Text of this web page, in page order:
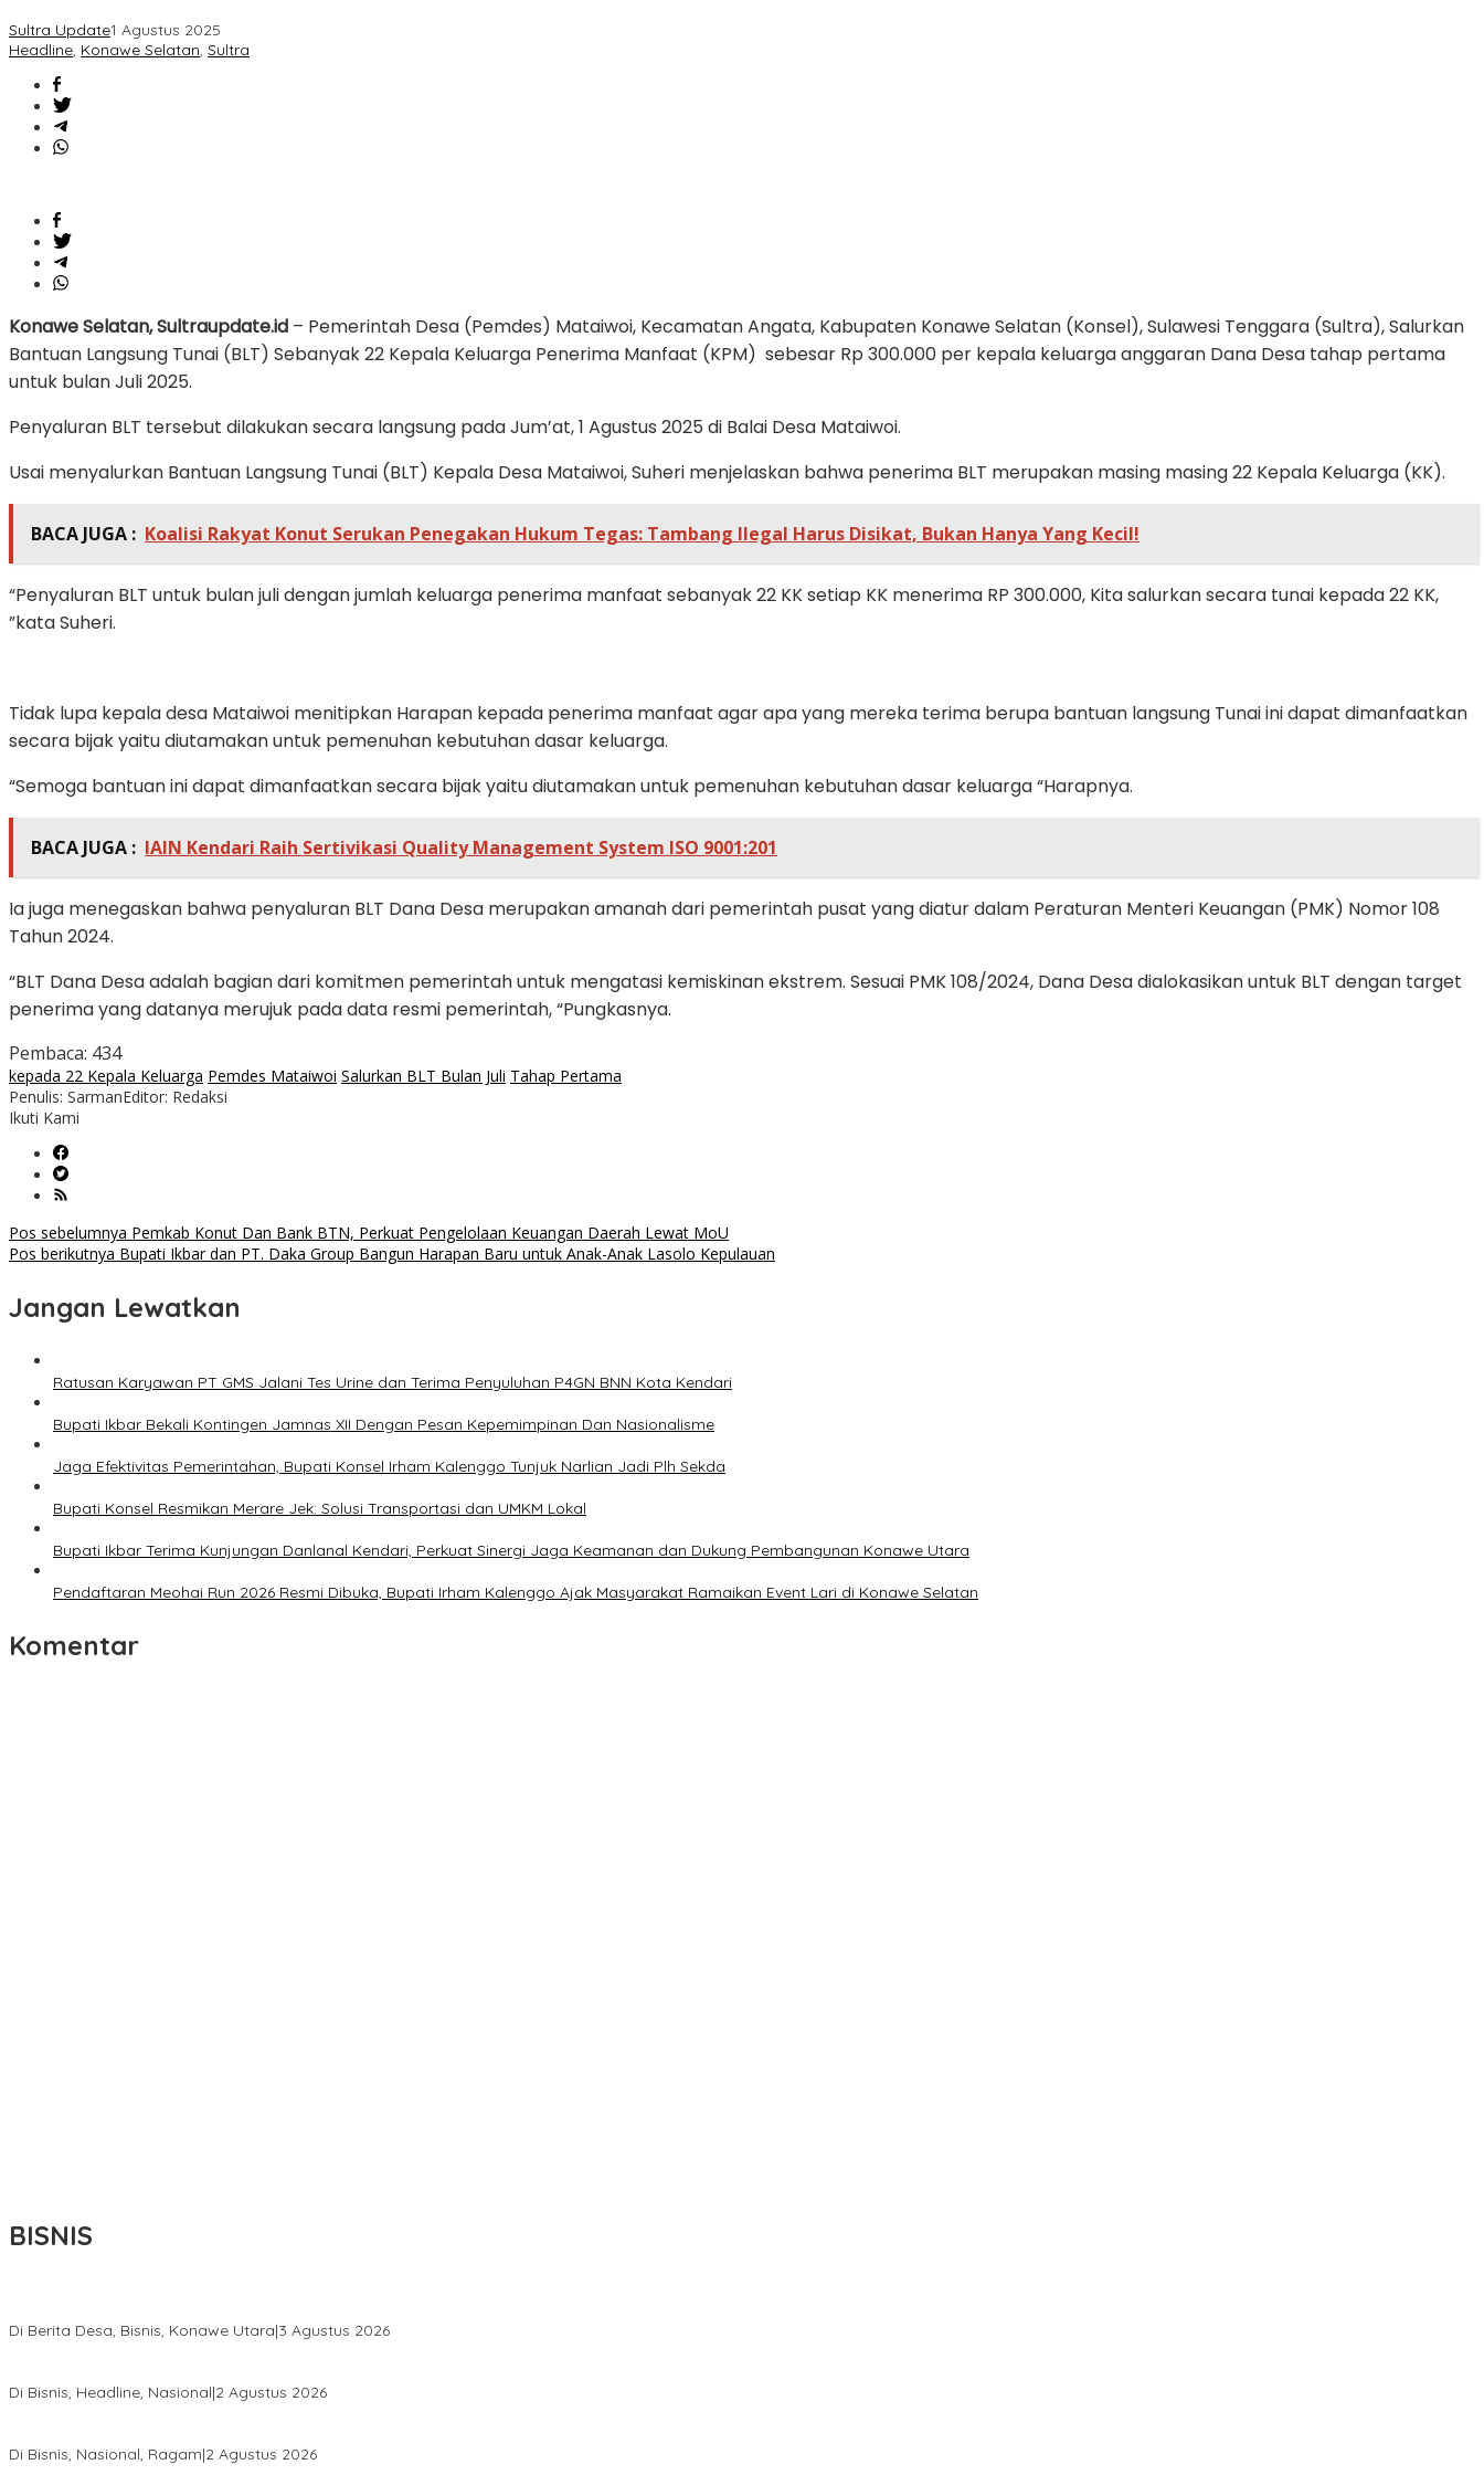
Pertama
kepada
Sultra Update1 Agustus 2025
Headline, Konawe Selatan, Sultra
Konawe Selatan, Sultraupdate.id – Pemerintah Desa (Pemdes) Mataiwoi, Kecamatan Angata, Kabupaten Konawe Selatan (Konsel), Sulawesi Tenggara (Sultra), Salurkan
Bantuan Langsung Tunai (BLT) Sebanyak 22 Kepala Keluarga Penerima Manfaat (KPM) sebesar Rp 300.000 per kepala keluarga anggaran Dana Desa tahap pertama
untuk bulan Juli 2025.
Penyaluran BLT tersebut dilakukan secara langsung pada Jum’at, 1 Agustus 2025 di Balai Desa Mataiwoi.
Usai menyalurkan Bantuan Langsung Tunai (BLT) Kepala Desa Mataiwoi, Suheri menjelaskan bahwa penerima BLT merupakan masing masing 22 Kepala Keluarga (KK).
BACA JUGA : Koalisi Rakyat Konut Serukan Penegakan Hukum Tegas: Tambang Ilegal Harus Disikat, Bukan Hanya Yang Kecil!
“Penyaluran BLT untuk bulan juli dengan jumlah keluarga penerima manfaat sebanyak 22 KK setiap KK menerima RP 300.000, Kita salurkan secara tunai kepada 22 KK,
”kata Suheri.
Tidak lupa kepala desa Mataiwoi menitipkan Harapan kepada penerima manfaat agar apa yang mereka terima berupa bantuan langsung Tunai ini dapat dimanfaatkan
secara bijak yaitu diutamakan untuk pemenuhan kebutuhan dasar keluarga.
“Semoga bantuan ini dapat dimanfaatkan secara bijak yaitu diutamakan untuk pemenuhan kebutuhan dasar keluarga “Harapnya.
BACA JUGA : IAIN Kendari Raih Sertivikasi Quality Management System ISO 9001:201
Ia juga menegaskan bahwa penyaluran BLT Dana Desa merupakan amanah dari pemerintah pusat yang diatur dalam Peraturan Menteri Keuangan (PMK) Nomor 108
Tahun 2024.
“BLT Dana Desa adalah bagian dari komitmen pemerintah untuk mengatasi kemiskinan ekstrem. Sesuai PMK 108/2024, Dana Desa dialokasikan untuk BLT dengan target
penerima yang datanya merujuk pada data resmi pemerintah, “Pungkasnya.
Pembaca: 434
kepada 22 Kepala Keluarga Pemdes Mataiwoi Salurkan BLT Bulan Juli Tahap Pertama
Penulis: SarmanEditor: Redaksi
Ikuti Kami
Navigasi
Pos sebelumnya Pemkab Konut Dan Bank BTN, Perkuat Pengelolaan Keuangan Daerah Lewat MoU
Pos berikutnya Bupati Ikbar dan PT. Daka Group Bangun Harapan Baru untuk Anak-Anak Lasolo Kepulauan
Jangan Lewatkan
Ratusan Karyawan PT GMS Jalani Tes Urine dan Terima Penyuluhan P4GN BNN Kota Kendari
Bupati Ikbar Bekali Kontingen Jamnas XII Dengan Pesan Kepemimpinan Dan Nasionalisme
Jaga Efektivitas Pemerintahan, Bupati Konsel Irham Kalenggo Tunjuk Narlian Jadi Plh Sekda
Bupati Konsel Resmikan Merare Jek: Solusi Transportasi dan UMKM Lokal
Bupati Ikbar Terima Kunjungan Danlanal Kendari, Perkuat Sinergi Jaga Keamanan dan Dukung Pembangunan Konawe Utara
Pendaftaran Meohai Run 2026 Resmi Dibuka, Bupati Irham Kalenggo Ajak Masyarakat Ramaikan Event Lari di Konawe Selatan
Komentar
BISNIS
Di Berita Desa, Bisnis, Konawe Utara|3 Agustus 2026
Di Bisnis, Headline, Nasional|2 Agustus 2026
Di Bisnis, Nasional, Ragam|2 Agustus 2026